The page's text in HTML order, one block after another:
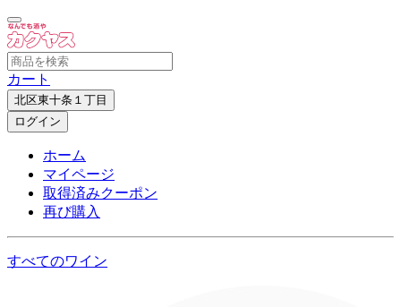
カート
北区東十条１丁目
ログイン
ホーム
マイページ
取得済みクーポン
再び購入
すべてのワイン